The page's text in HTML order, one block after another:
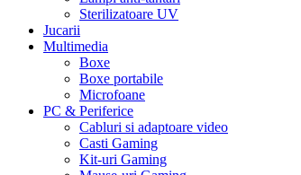
Sterilizatoare UV
Jucarii
Multimedia
Boxe
Boxe portabile
Microfoane
PC & Periferice
Cabluri si adaptoare video
Casti Gaming
Kit-uri Gaming